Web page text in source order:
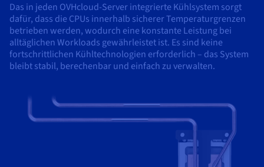
Das in jeden OVHcloud-Server integrierte Kühlsystem sorgt
dafür, dass die CPUs innerhalb sicherer Temperaturgrenzen
betrieben werden, wodurch eine konstante Leistung bei
alltäglichen Workloads gewährleistet ist. Es sind keine
fortschrittlichen Kühltechnologien erforderlich – das System
bleibt stabil, berechenbar und einfach zu verwalten.